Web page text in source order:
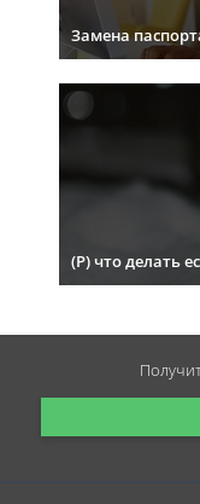
Замена
(Р) что делать